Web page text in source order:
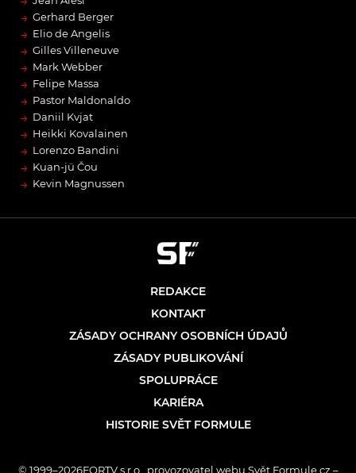
→ Gerhard Berger
→ Elio de Angelis
→ Gilles Villeneuve
→ Mark Webber
→ Felipe Massa
→ Pastor Maldonaldo
→ Daniil Kvjat
→ Heikki Kovalainen
→ Lorenzo Bandini
→ Kuan-jü Čou
→ Kevin Magnussen
REDAKCE
KONTAKT
ZÁSADY OCHRANY OSOBNÍCH ÚDAJŮ
ZÁSADY PUBLIKOVÁNÍ
SPOLUPRÁCE
KARIÉRA
HISTORIE SVĚT FORMULE
© 1999–2026FORTV s.r.o., provozovatel webu Svět Formule.cz –